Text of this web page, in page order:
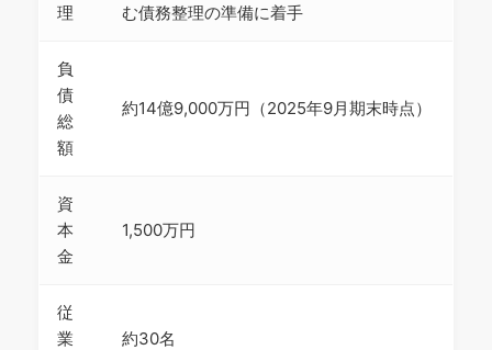
理
む債務整理の準備に着手
負
債
総
額
約14億9,000万円（2025年9月期末時点）
資
本
金
1,500万円
従
業
約30名